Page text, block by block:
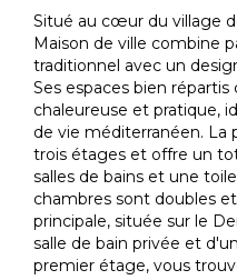
Situé au cœur du village
Maison de ville combine
traditionnel avec un
Ses espaces bien
chaleureuse et pratique,
de vie méditerranéen. La
trois étages et offre un
salles de bains et une
chambres sont doubles
principale, située sur le
salle de bain privée et
premier étage, vous